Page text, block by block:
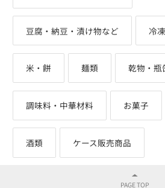
豆腐・納豆・漬け物など 冷
米・餅 麺類 乾物・瓶
調味料・中華材料 お菓子
酒類 ケース販売商品